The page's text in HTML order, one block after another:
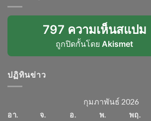
797 ความเห็นสแปม
ถูกปิดกั้นโดย Akismet
ปฏิทินข่าว
กุมภาพันธ์ 2026
อา. จ. อ. พ. พฤ.